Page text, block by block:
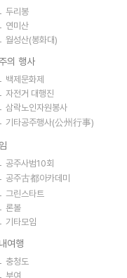
두리봉
연미산
월성산(봉화대)
의 행사
백제문화제
자전거 대행진
삼락노인자원봉사
기타공주행사(公州行事)
공주사범10회
공주古都아카데미
그린스타트
론볼
기타모임
여행
충청도
부여